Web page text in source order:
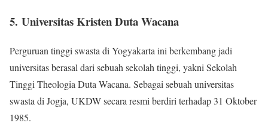
5. Universitas Kristen Duta Wacana
Perguruan tinggi swasta di Yogyakarta ini berkembang jadi
universitas berasal dari sebuah sekolah tinggi, yakni Sekolah
Tinggi Theologia Duta Wacana. Sebagai sebuah universitas
swasta di Jogja, UKDW secara resmi berdiri terhadap 31 Oktober
1985.